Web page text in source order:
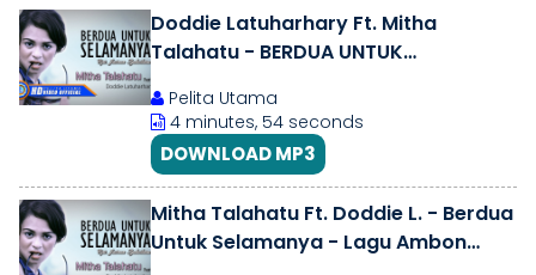
Doddie Latuharhary Ft. Mitha
Talahatu - BERDUA UNTUK
Lyrics Video)
Pelita Utama
4 minutes, 54 seconds
DOWNLOAD MP3
Mitha Talahatu Ft. Doddie L. - Berdua
Untuk Selamanya - Lagu Ambon